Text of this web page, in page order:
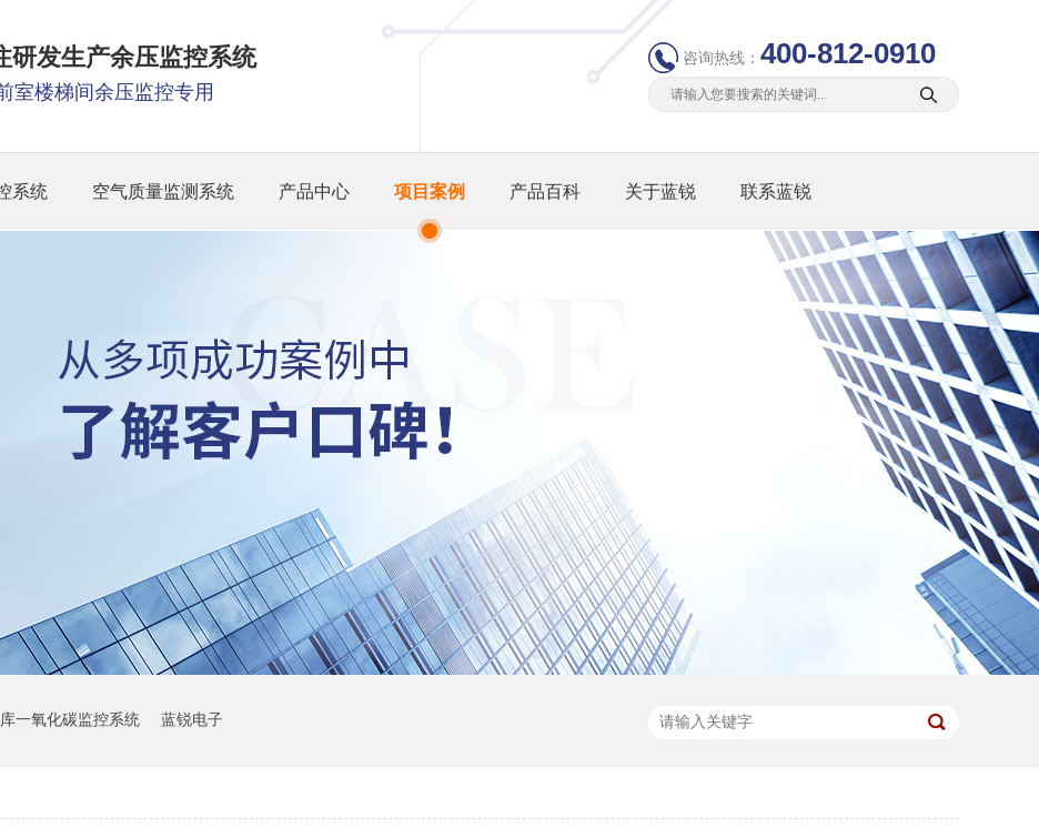
研发生产余压监控系统
室楼梯间余压监控专用
咨询热线： 400-812-0910
系统 空气质量监测系统 产品中心 项目案例 产品百科 关于蓝锐 联系蓝锐
一氧化碳监控系统 蓝锐电子